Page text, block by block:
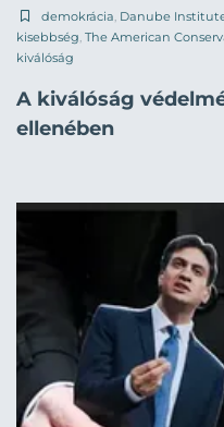
demokrácia Danube
kisebbség The American
kiválóság
A kiválóság
ellenében